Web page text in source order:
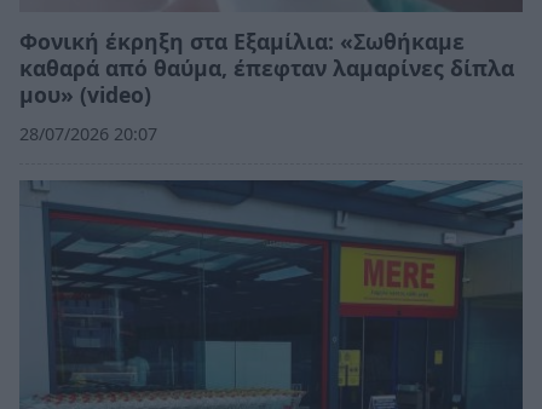
Φονική έκρηξη στα Εξαμίλια: «Σωθήκαμε
καθαρά από θαύμα, έπεφταν λαμαρίνες δίπλα
μου» (video)
28/07/2026 20:07